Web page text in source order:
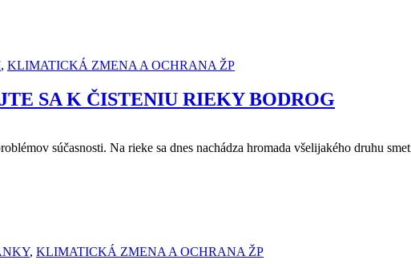
, KLIMATICKÁ ZMENA A OCHRANA ŽP
SA K ČISTENIU RIEKY BODROG
súčasnosti. Na rieke sa dnes nachádza hromada všelijakého druhu
, KLIMATICKÁ ZMENA A OCHRANA ŽP